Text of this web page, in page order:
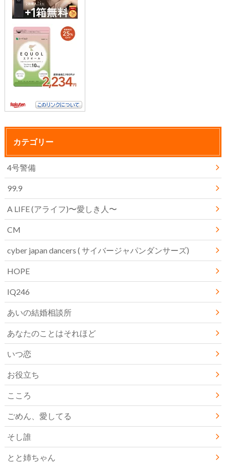
カテゴリー
4号警備
99.9
A LIFE (アライフ)〜愛しき人〜
CM
cyber japan dancers ( サイバージャパンダンサーズ)
HOPE
IQ246
あいの結婚相談所
あなたのことはそれほど
いつ恋
お役立ち
こころ
ごめん、愛してる
そし誰
とと姉ちゃん